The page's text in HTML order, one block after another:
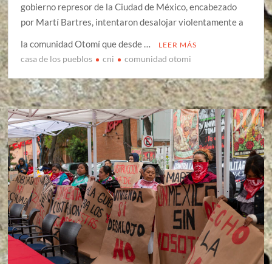
gobierno represor de la Ciudad de México, encabezado
por Martí Bartres, intentaron desalojar violentamente a
la comunidad Otomí que desde …
LEER MÁS
casa de los pueblos cni comunidad otomi